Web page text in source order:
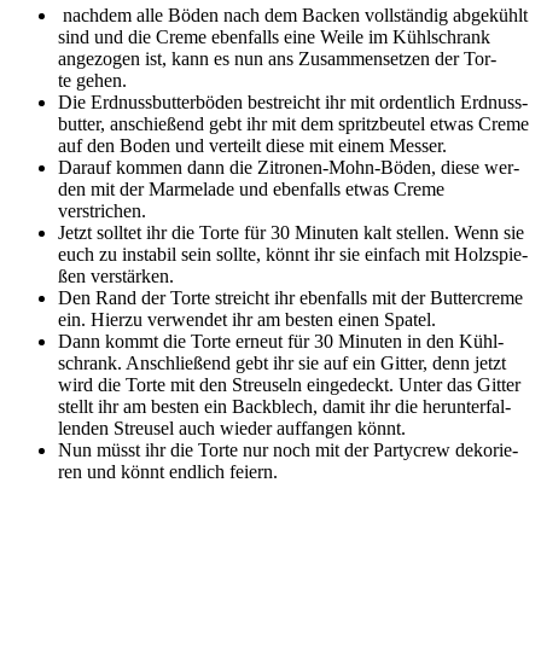
nach­dem alle Böden nach dem Backen voll­stän­dig abge­kühlt
sind und die Creme eben­falls eine Wei­le im Kühl­schrank
ange­zo­gen ist, kann es nun ans Zusam­men­set­zen der Tor­
te gehen.
Die Erd­nuss­but­ter­bö­den bestreicht ihr mit ordent­lich Erd­nuss­
but­ter, anschie­ßend gebt ihr mit dem spritz­beu­tel etwas Creme
auf den Boden und ver­teilt die­se mit einem Messer.
Dar­auf kom­men dann die Zitro­nen-Mohn-Böden, die­se wer­
den mit der Mar­me­la­de und eben­falls etwas Creme
verstrichen.
Jetzt soll­tet ihr die Tor­te für 30 Minu­ten kalt stel­len. Wenn sie
euch zu insta­bil sein soll­te, könnt ihr sie ein­fach mit Holz­spie­
ßen verstärken.
Den Rand der Tor­te streicht ihr eben­falls mit der But­ter­creme
ein. Hier­zu ver­wen­det ihr am bes­ten einen Spatel.
Dann kommt die Tor­te erneut für 30 Minu­ten in den Kühl­
schrank. Anschlie­ßend gebt ihr sie auf ein Git­ter, denn jetzt
wird die Tor­te mit den Streu­seln ein­ge­deckt. Unter das Git­ter
stellt ihr am bes­ten ein Back­blech, damit ihr die her­un­ter­fal­
len­den Streu­sel auch wie­der auf­fan­gen könnt.
Nun müsst ihr die Tor­te nur noch mit der Par­ty­crew deko­rie­
ren und könnt end­lich feiern.